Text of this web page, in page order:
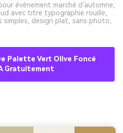
événement marché d’automne,
avec titre typographie rouille,
simples, design plat, sans photo,
Palette Vert Olive Foncé
Gratuitement